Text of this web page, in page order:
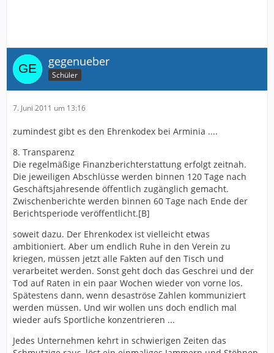
gegenueber
Schüler
7. Juni 2011 um 13:16
zumindest gibt es den Ehrenkodex bei Arminia ....
8. Transparenz
Die regelmäßige Finanzberichterstattung erfolgt zeitnah.
Die jeweiligen Abschlüsse werden binnen 120 Tage nach
Geschäftsjahresende öffentlich zugänglich gemacht.
Zwischenberichte werden binnen 60 Tage nach Ende der
Berichtsperiode veröffentlicht.[B]
soweit dazu. Der Ehrenkodex ist vielleicht etwas
ambitioniert. Aber um endlich Ruhe in den Verein zu
kriegen, müssen jetzt alle Fakten auf den Tisch und
verarbeitet werden. Sonst geht doch das Geschrei und der
Tod auf Raten in ein paar Wochen wieder von vorne los.
Spätestens dann, wenn desaströse Zahlen kommuniziert
werden müssen. Und wir wollen uns doch endlich mal
wieder aufs Sportliche konzentrieren ...
Jedes Unternehmen kehrt in schwierigen Zeiten das